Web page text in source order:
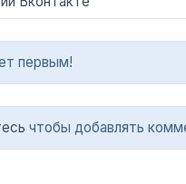
первым!
чтобы добавлять